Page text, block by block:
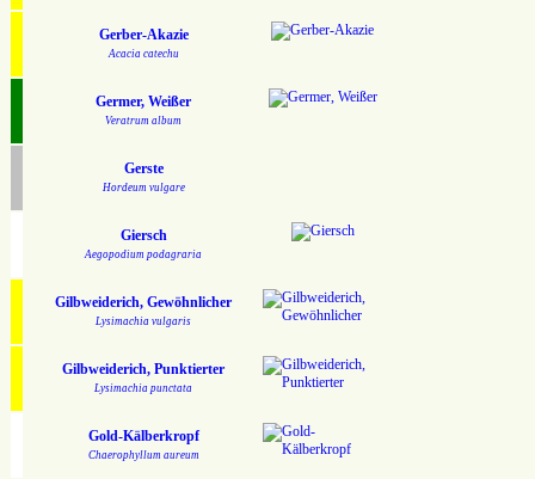
Gerber-Akazie
Acacia catechu
Germer, Weißer
Veratrum album
Gerste
Hordeum vulgare
Giersch
Aegopodium podagraria
Gilbweiderich, Gewöhnlicher
Lysimachia vulgaris
Gilbweiderich, Punktierter
Lysimachia punctata
Gold-Kälberkropf
Chaerophyllum aureum